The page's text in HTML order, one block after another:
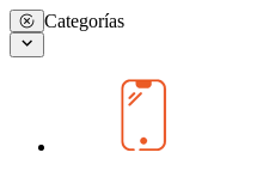
Categorías